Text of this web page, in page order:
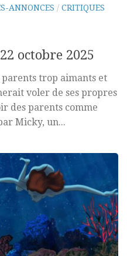
ANNONCES / CRITIQUES
octobre 2025
trop aimants et
voler de ses propres
des parents comme
Micky, un...